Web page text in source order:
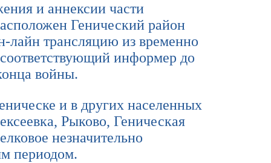
и аннексии части
Генический район
трансляцию из временно
информер до
войны.
и в других населенных
Рыково, Геническая
незначительно
периодом.